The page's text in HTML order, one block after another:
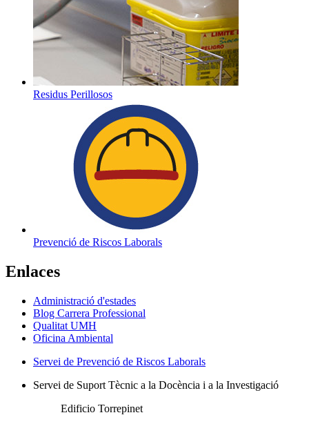
Residus Perillosos
Prevenció de Riscos Laborals
Enlaces
Administració d'estades
Blog Carrera Professional
Qualitat UMH
Oficina Ambiental
Servei de Prevenció de Riscos Laborals
Servei de Suport Tècnic a la Docència i a la Investigació
Edificio Torrepinet